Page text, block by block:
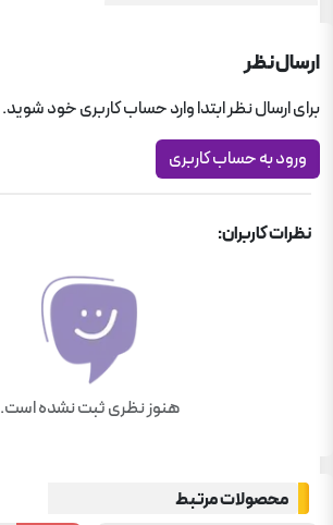
تاریخ و جغرافیا یازدهم انسانی
ارسال نظر
برای ارسال نظر ابتدا وارد حساب کاربری خود شوید.
ورود به حساب کاربری
نظرات کاربران:
هنوز نظری ثبت نشده است.
محصولات مرتبط